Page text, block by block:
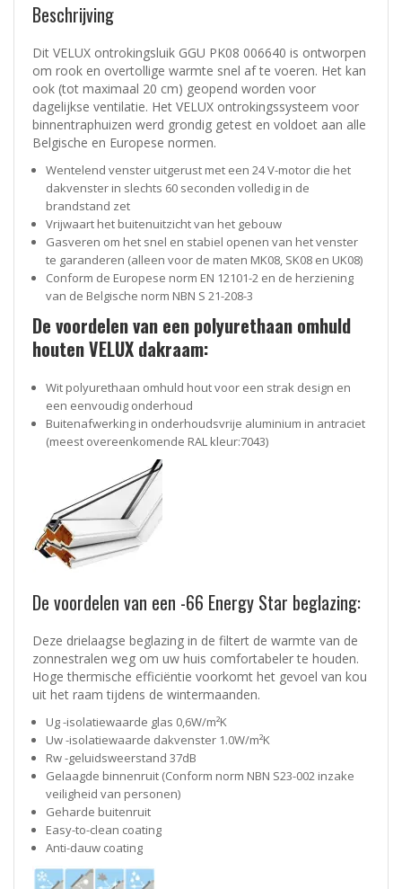
Beschrijving
Dit VELUX ontrokingsluik GGU PK08 006640 is ontworpen
om rook en overtollige warmte snel af te voeren. Het kan
ook (tot maximaal 20 cm) geopend worden voor
dagelijkse ventilatie. Het VELUX ontrokingssysteem voor
binnentraphuizen werd grondig getest en voldoet aan alle
Belgische en Europese normen.
Wentelend venster uitgerust met een 24 V-motor die het
dakvenster in slechts 60 seconden volledig in de
brandstand zet
Vrijwaart het buitenuitzicht van het gebouw
Gasveren om het snel en stabiel openen van het venster
te garanderen (alleen voor de maten MK08, SK08 en UK08)
Conform de Europese norm EN 12101-2 en de herziening
van de Belgische norm NBN S 21-208-3
De voordelen van een polyurethaan omhuld
houten VELUX dakraam:
Wit polyurethaan omhuld hout voor een strak design en
een eenvoudig onderhoud
Buitenafwerking in onderhoudsvrije aluminium in antraciet
(meest overeenkomende RAL kleur:7043)
De voordelen van een -66 Energy Star beglazing:
Deze drielaagse beglazing in de filtert de warmte van de
zonnestralen weg om uw huis comfortabeler te houden.
Hoge thermische efficiëntie voorkomt het gevoel van kou
uit het raam tijdens de wintermaanden.
Ug -isolatiewaarde glas 0,6W/m²K
Uw -isolatiewaarde dakvenster 1.0W/m²K
Rw -geluidsweerstand 37dB
Gelaagde binnenruit (Conform norm NBN S23-002 inzake
veiligheid van personen)
Geharde buitenruit
Easy-to-clean coating
Anti-dauw coating